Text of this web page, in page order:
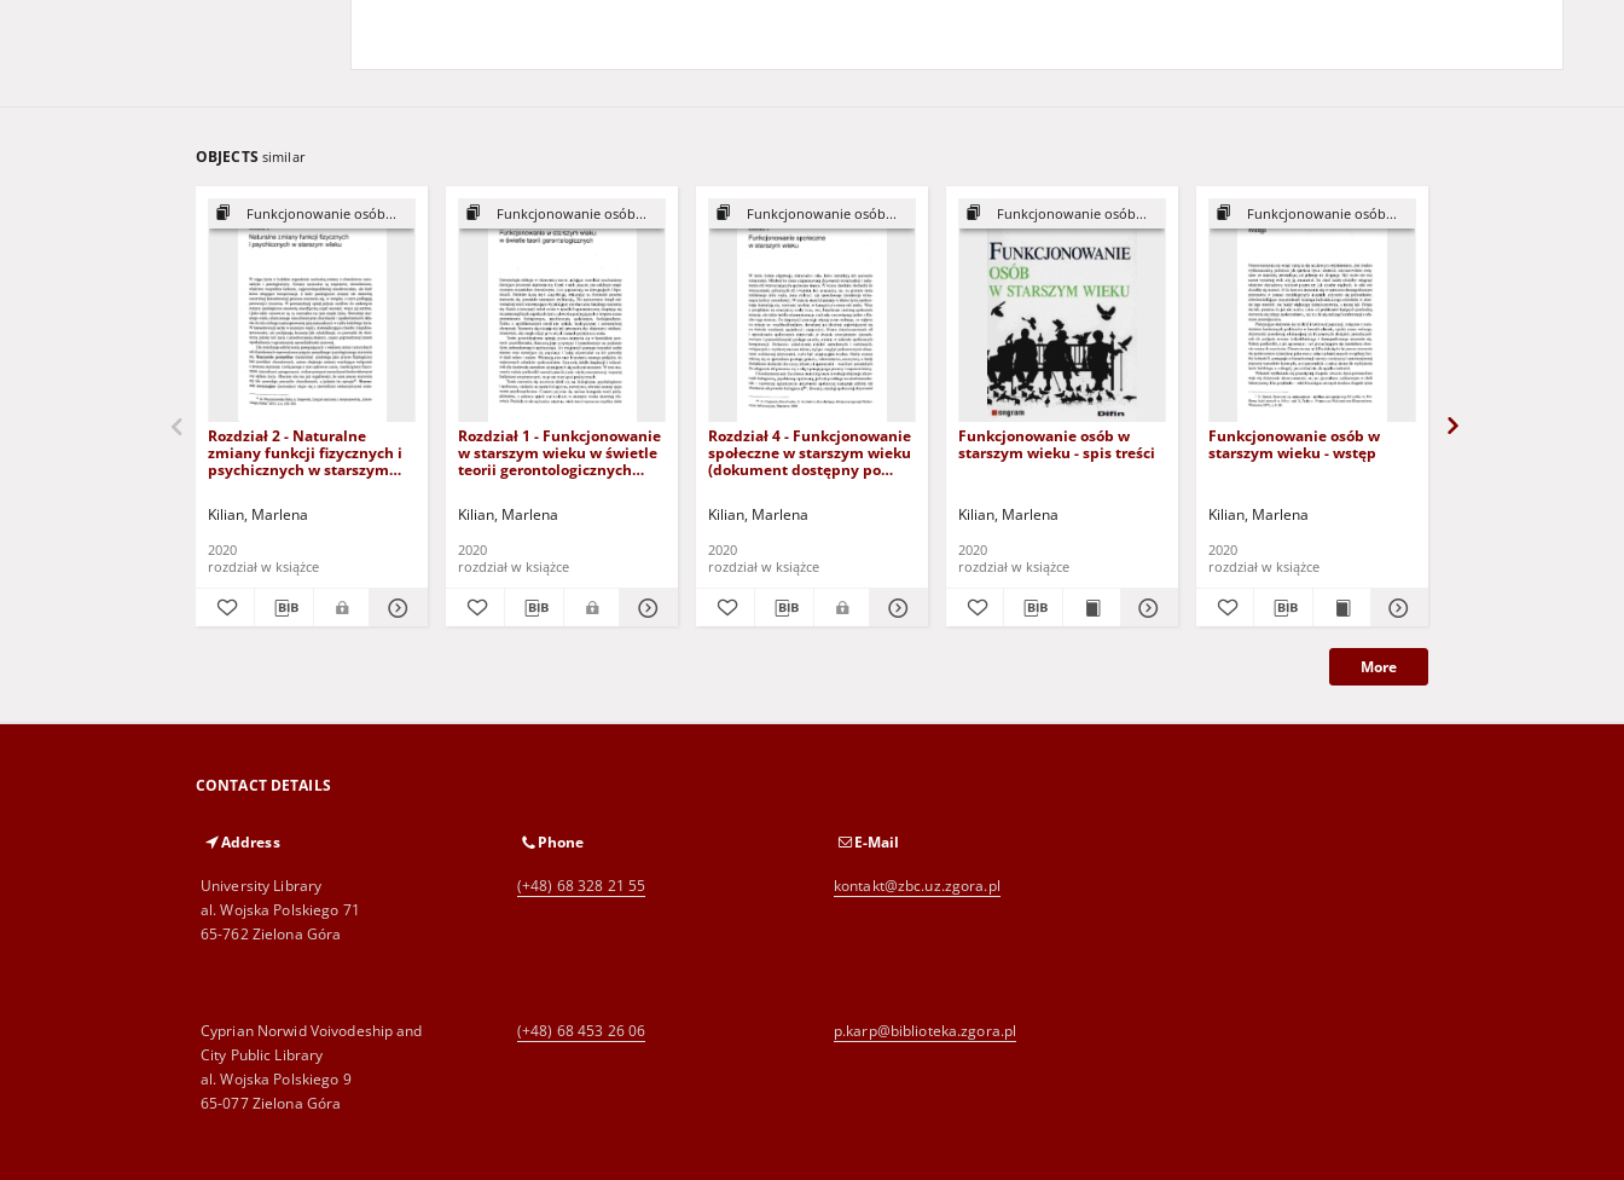
OBJECTS similar
Funkcjonowanie osób...
Rozdział 2 - Naturalne
zmiany funkcji fizycznych i
psychicznych w starszym
osób z dysfunkcją wzroku)
Kilian, Marlena
2020
rozdział w książce
Funkcjonowanie osób...
Rozdział 1 - Funkcjonowanie
w starszym wieku w świetle
teorii gerontologicznych
dysfunkcją wzroku)
Kilian, Marlena
2020
rozdział w książce
Funkcjonowanie osób...
Rozdział 4 - Funkcjonowanie
społeczne w starszym wieku
(dokument dostępny po
Kilian, Marlena
2020
rozdział w książce
Funkcjonowanie osób...
Funkcjonowanie osób w
starszym wieku - spis treści
Kilian, Marlena
2020
rozdział w książce
Funkcjonowanie osób...
Funkcjonowanie osób w
starszym wieku - wstęp
Kilian, Marlena
2020
rozdział w książce
More
CONTACT DETAILS
Address
University Library
al. Wojska Polskiego 71
65-762 Zielona Góra
Phone
(+48) 68 328 21 55
E-Mail
kontakt@zbc.uz.zgora.pl
Cyprian Norwid Voivodeship and
City Public Library
al. Wojska Polskiego 9
65-077 Zielona Góra
(+48) 68 453 26 06 p.karp@biblioteka.zgora.pl